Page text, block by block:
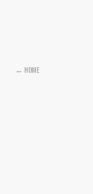
← HOME